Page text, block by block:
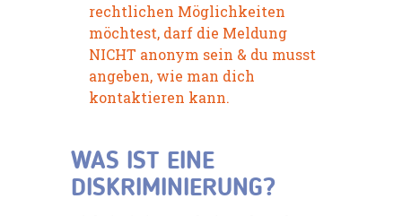
rechtlichen Möglichkeiten
möchtest, darf die Meldung
NICHT anonym sein & du musst
angeben, wie man dich
kontaktieren kann.
WAS IST EINE
DISKRIMINIERUNG?